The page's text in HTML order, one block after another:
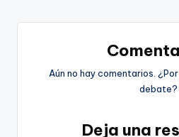
Aún no hay comentarios.
debate?
Deja una